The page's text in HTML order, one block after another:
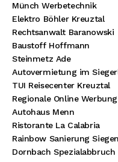
Münch Werbetechnik
Elektro Böhler Kreuztal
Rechtsanwalt Baranowski
Baustoff Hoffmann
Steinmetz Ade
Autovermietung im
TUI Reisecenter Kreuztal
Regionale Online Werbung
Autohaus Menn
Ristorante La Calabria
Rainbow Sanierung Siegen
Dornbach Spezialabbruch